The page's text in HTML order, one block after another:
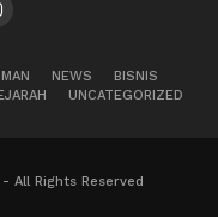
NEWS
BISNIS
UNCATEGORIZED
All Rights Reserved